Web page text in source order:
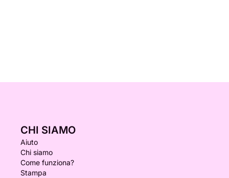
CHI SIAMO
Aiuto
Chi siamo
Come funziona?
Stampa